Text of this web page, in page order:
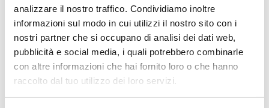
analizzare il nostro traffico. Condividiamo inoltre
informazioni sul modo in cui utilizzi il nostro sito con i
nostri partner che si occupano di analisi dei dati web,
pubblicità e social media, i quali potrebbero combinarle
con altre informazioni che hai fornito loro o che hanno
raccolto dal tuo utilizzo dei loro servizi.
partendo dalle Camere Ardenti dell’Arcispedale Santa Maria
Nuova per il cimitero di Villa Sesso.
Si ringraziano anticipatamente coloro che interverranno alla
cerimonia.
Reggio Emilia, 27 Settembre 2013